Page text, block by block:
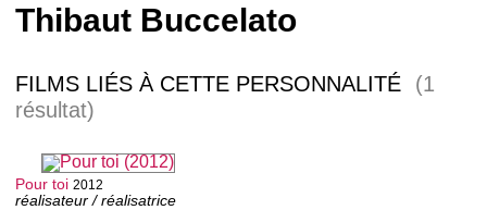
Thibaut Buccelato
FILMS LIÉS À CETTE PERSONNALITÉ
(1
résultat)
Pour toi 2012
réalisateur / réalisatrice